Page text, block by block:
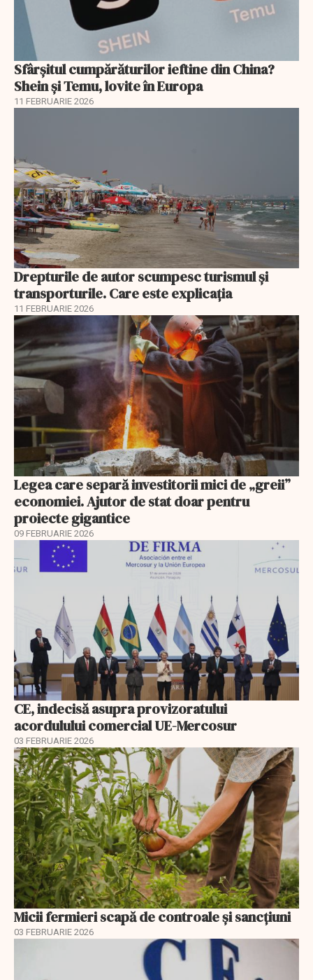
Sfârșitul cumpărăturilor ieftine din China?
Shein și Temu, lovite în Europa
11 FEBRUARIE 2026
Drepturile de autor scumpesc turismul și
transporturile. Care este explicația
11 FEBRUARIE 2026
Legea care separă investitorii mici de „greii”
economiei. Ajutor de stat doar pentru
proiecte gigantice
09 FEBRUARIE 2026
CE, indecisă asupra provizoratului
acordulului comercial UE-Mercosur
03 FEBRUARIE 2026
Micii fermieri scapă de controale și sancțiuni
03 FEBRUARIE 2026